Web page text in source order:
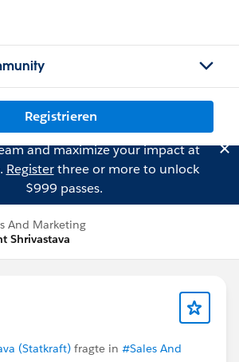
Registrieren
and maximize your impact at
Registerthree or more to unlock
$999 passes.
And Marketing
Shrivastava
(Statkraft) fragte in #Sales And